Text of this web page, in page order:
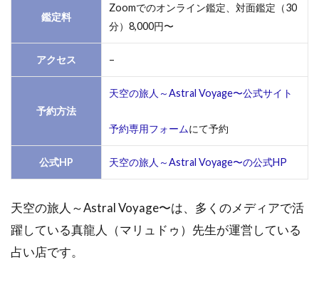
鑑定料
Zoomでのオンライン鑑定、対面鑑定（30
分）8,000円〜
アクセス –
予約方法
天空の旅人～Astral Voyage〜公式サイト
予約専用フォームにて予約
公式HP 天空の旅人～Astral Voyage〜の公式HP
天空の旅人～Astral Voyage〜は、多くのメディアで活
躍している真龍人（マリュドゥ）先生が運営している
占い店です。